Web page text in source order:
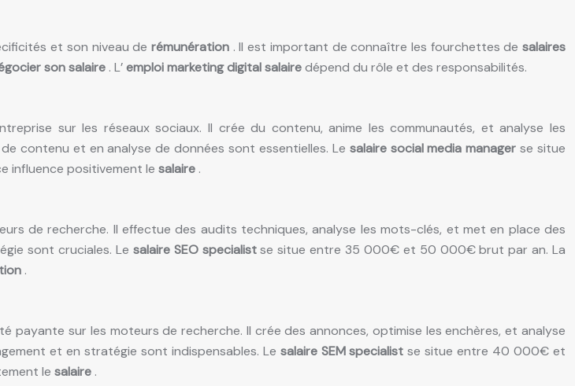
et son niveau de rémunération . Il est important de connaître les fourchettes desalaires
son salaire . L’emploi marketing digital salairedépend du rôle et des responsabilités.
sur les réseaux sociaux. Il crée du contenu, anime les communautés, et analyse les
contenu et en analyse de données sont essentielles. Le salaire social media managerse situe
influence positivement le salaire .
de recherche. Il effectue des audits techniques, analyse les mots-clés, et met en place des
sont cruciales. Le salaire SEO specialistse situe entre 35 000€ et 50 000€ brut par an. La
.
payante sur les moteurs de recherche. Il crée des annonces, optimise les enchères, et analyse
et en stratégie sont indispensables. Le salaire SEM specialistse situe entre 40 000€ et
le salaire .